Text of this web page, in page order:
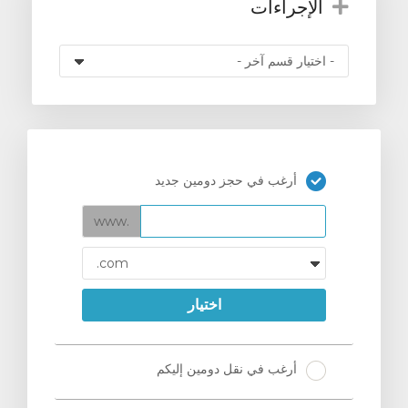
الإجراءات
أرغب في حجز دومين جديد
www.
اختيار
أرغب في نقل دومين إليكم